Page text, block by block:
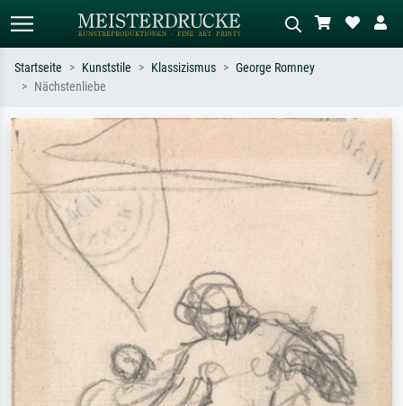
Suchen Sie nach Künstlern, Werktiteln
oder Stilen – z.B. Monet,
Sternennacht, Impressionismus, Welle
Hokusai, Akt.
Beschreiben Sie die Szene – z.B. Grüne
Wiese, Abstrakt mit viel Rot, Dunkles
Ölgemälde, Stehender Akt neben einem
Baum.
Startseite Kunststile Klassizismus
George Romney
Nächstenliebe